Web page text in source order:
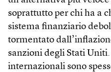
soprattutto per chi ha a
sistema finanziario
tormentato
sanzioni degli Stati
internazionali sono